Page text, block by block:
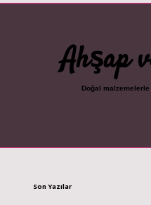
Ahşap
Doğal
Son Yazılar